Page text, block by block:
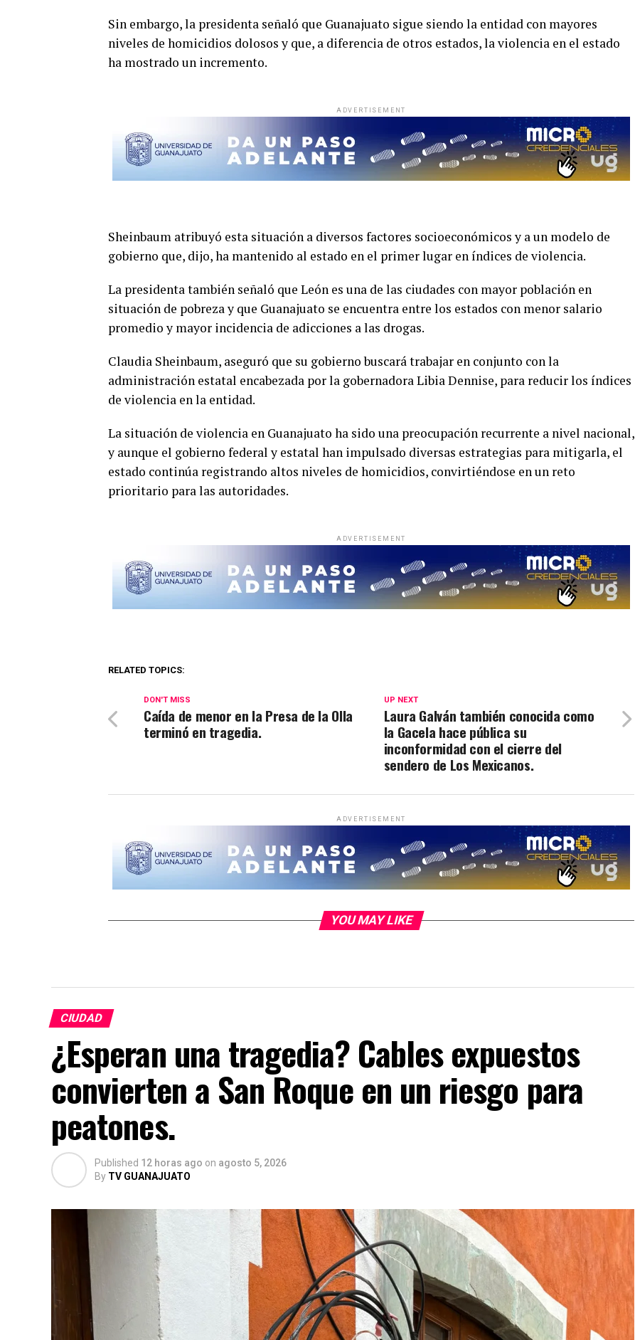
Sin embargo, la presidenta señaló que Guanajuato sigue siendo la entidad con mayores
niveles de homicidios dolosos y que, a diferencia de otros estados, la violencia en el estado
ha mostrado un incremento.
ADVERTISEMENT
Sheinbaum atribuyó esta situación a diversos factores socioeconómicos y a un modelo de
gobierno que, dijo, ha mantenido al estado en el primer lugar en índices de violencia.
La presidenta también señaló que León es una de las ciudades con mayor población en
situación de pobreza y que Guanajuato se encuentra entre los estados con menor salario
promedio y mayor incidencia de adicciones a las drogas.
Claudia Sheinbaum, aseguró que su gobierno buscará trabajar en conjunto con la
administración estatal encabezada por la gobernadora Libia Dennise, para reducir los índices
de violencia en la entidad.
La situación de violencia en Guanajuato ha sido una preocupación recurrente a nivel nacional,
y aunque el gobierno federal y estatal han impulsado diversas estrategias para mitigarla, el
estado continúa registrando altos niveles de homicidios, convirtiéndose en un reto
prioritario para las autoridades.
ADVERTISEMENT
RELATED TOPICS:
UP NEXT
Laura Galván también conocida como
la Gacela hace pública su
inconformidad con el cierre del
sendero de Los Mexicanos.
DON'T MISS
Caída de menor en la Presa de la Olla
terminó en tragedia.
ADVERTISEMENT
YOU MAY LIKE
CIUDAD
¿Esperan una tragedia? Cables expuestos
convierten a San Roque en un riesgo para
peatones.
Published 12 horas ago on agosto 5, 2026
By TV GUANAJUATO